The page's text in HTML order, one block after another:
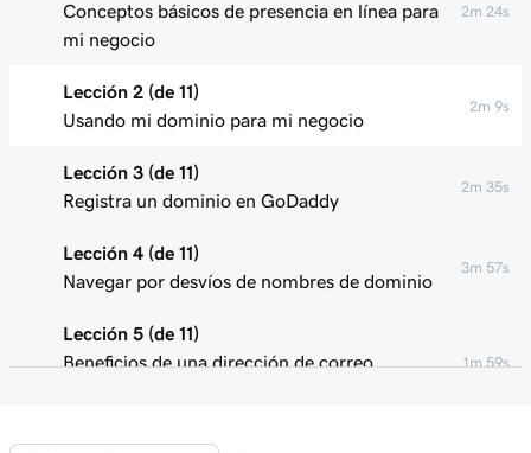
Conceptos básicos de presencia en línea para
mi negocio
2m 24s
Lección 2 (de 11)
Usando mi dominio para mi negocio
2m 9s
Lección 3 (de 11)
Registra un dominio en GoDaddy
2m 35s
Lección 4 (de 11)
Navegar por desvíos de nombres de dominio
3m 57s
Lección 5 (de 11)
Beneficios de una dirección de correo
1m 59s
Lección 6 (de 11)